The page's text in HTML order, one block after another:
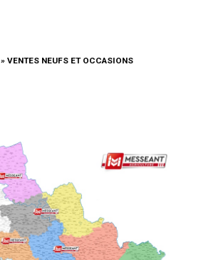
»VENTES NEUFS ET OCCASIONS